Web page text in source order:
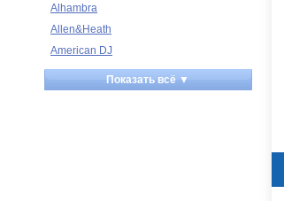
Alhambra
Allen&Heath
American DJ
Ampeg
Apart
Показать всё ▼